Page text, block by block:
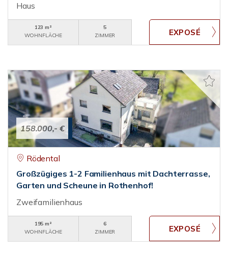
Haus
123 m²
WOHNFLÄCHE
5
ZIMMER
158.000,- €
Rödental
Großzügiges 1-2 Familienhaus mit Dachterrasse,
Garten und Scheune in Rothenhof!
Zweifamilienhaus
195 m²
WOHNFLÄCHE
6
ZIMMER